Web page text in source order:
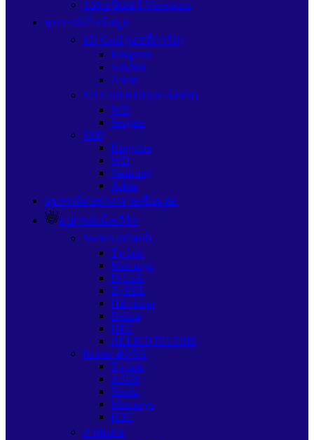
จอมอนิเตอร์ Viewsonic
อุปกรณ์เก็บข้อมูล
SD Card (เอสดีการ์ด)
Kingston
Sandisk
Adata
SD Card HDD(ฮาร์ดดิส)
WD
Seagate
SSD
Kingston
WD
Samsung
Adata
อุปกรณ์ต่อพ่วง/สายเชื่อมต่อ
อุปกรณ์เน็ตเวิร์ก
Switch (สวิตช์)
Tp-link
Mercusys
D-Link
ZyXEL
Hikvision
Dahua
HPE
ALLIEDTELESIS
Router 4G/5G
Tp-link
ASUS
Tenda
Mercusys
H3C
สายแลน